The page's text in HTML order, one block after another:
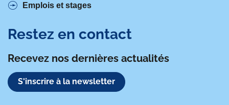
Emplois et stages
Restez en contact
Recevez nos dernières actualités
S'inscrire à la newsletter